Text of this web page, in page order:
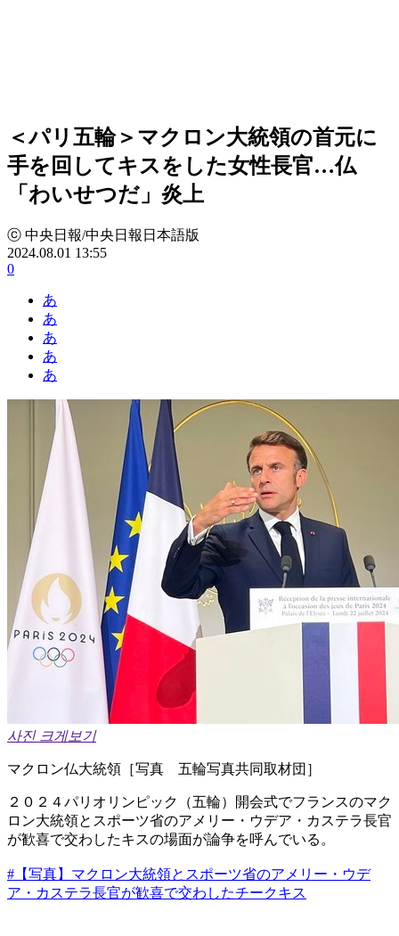
＜パリ五輪＞マクロン大統領の首元に
手を回してキスをした女性長官…仏
「わいせつだ」炎上
ⓒ 中央日報/中央日報日本語版
2024.08.01 13:55
0
あ
あ
あ
あ
あ
사진 크게보기
マクロン仏大統領［写真 五輪写真共同取材団］
２０２４パリオリンピック（五輪）開会式でフランスのマク
ロン大統領とスポーツ省のアメリー・ウデア・カステラ長官
が歓喜で交わしたキスの場面が論争を呼んでいる。
#【写真】マクロン大統領とスポーツ省のアメリー・ウデ
ア・カステラ長官が歓喜で交わしたチークキス